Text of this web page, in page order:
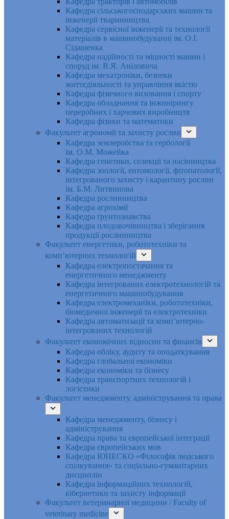
Кафедра сільськогосподарських машин та
інженерії тваринництва
Кафедра cервісної інженерії та технології
матеріалів в машинобудуванні ім. О.І.
Сідашенка
Кафедра надійності та міцності машин і
споруд ім. В.Я. Аніловича
Кафедра мехатроніки, безпеки
життєдіяльності та управління якістю
Кафедра фізичного виховання і спорту
Кафедра обладнання та інжинірингу
переробних і харчових виробництв
Кафедра фізики та математики
Факультет агрономії та захисту рослин
Кафедра землеробства та гербології
ім. О.М. Можейка
Кафедра генетики, селекції та насінництва
Кафедра зоології, ентомології, фітопатології,
інтегрованого захисту і карантину рослин
ім. Б.М. Литвинова
Кафедра рослинництва
Кафедра агрохімії
Кафедра ґрунтознавства
Кафедра плодовочівництва і зберігання
продукції рослинництва
Факультет енергетики, робототехніки та
комп’ютерних технологій
Кафедра електропостачання та
енергетичного менеджменту
Кафедра інтегрованих електротехнологій та
енергетичного машинобудування
Кафедра електромеханіки, робототехніки,
біомедичної інженерії та електротехніки
Кафедра автоматизації та комп’ютерно-
інтегрованих технологій
Факультет економічних відносин та фінансів
Кафедра обліку, аудиту та оподаткування
Кафедра глобальної економіки
Кафедра економіки та бізнесу
Кафедра транспортних технологій і
логістики
Факультет менеджменту, адміністрування та права
Кафедра менеджменту, бізнесу і
адміністрування
Кафедра права та європейської інтеграції
Кафедра європейських мов
Кафедра ЮНЕСКО «Філософія людського
спілкування» та соціально-гуманітарних
дисциплін
Кафедра інформаційних технологій,
кібернетики та захисту інформації
Факультет ветеринарної медицини / Faculty of
veterinary medicine